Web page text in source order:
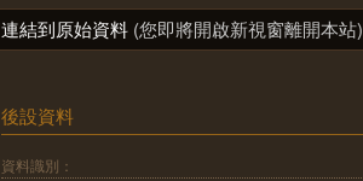
連結到原始資料 (您即將開啟新視窗離開本站)
後設資料
資料識別：